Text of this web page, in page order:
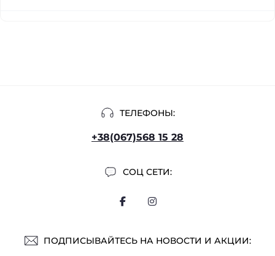
ТЕЛЕФОНЫ:
+38(067)568 15 28
СОЦ СЕТИ:
ПОДПИСЫВАЙТЕСЬ НА НОВОСТИ И АКЦИИ: